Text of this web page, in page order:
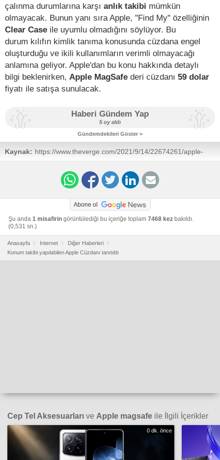
çalınma durumlarına karşı anlık takibi mümkün
olmayacak. Bunun yanı sıra Apple, ''Find My'' özelliğinin
Clear Case ile uyumlu olmadığını söylüyor. Bu
durum kılıfın kimlik tanıma konusunda cüzdana engel
oluşturduğu ve ikili kullanımların verimli olmayacağı
anlamına geliyor. Apple'dan bu konu hakkında detaylı
bilgi beklenirken, Apple MagSafe deri cüzdanı 59 dolar
fiyatı ile satışa sunulacak.
Haberi Gündem Yap
5 oy aldı
Gündemdekileri Göster >
Kaynak: https://www.theverge.com/2021/9/14/22674261/apple-
iphone-leather-wallet-magsafe-find-my-tracking
Abone ol
Şu anda 1 misafirin görüntülediği bu içeriğe toplam 7468 kez bakıldı.
(0,531 sn.)
Anasayfa Internet
Diğer Haberleri
Konum takibi yapılabilen Apple Cüzdanı tanıtıldı
Cep Tel Aksesuarları ve Apple magsafe ile İlgili İçerikler
0 dk. önce